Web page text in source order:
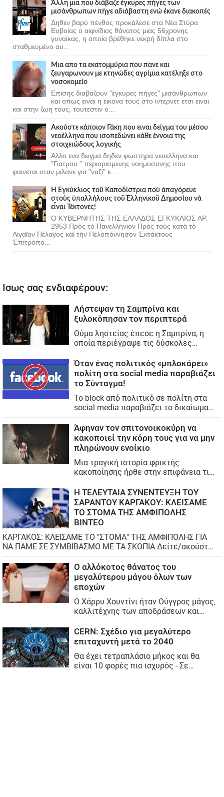
Άλλη μια που διάβαζε έγκυρες πήγες των
μισάνθρωπων πήγε αδιάβαστη ενώ έκανε διακοπές
Δηθεν βαρύ πένθος προκάλεσε στα Νέα Στύρα
Ευβοίας ο αιφνίδιος θάνατος μιας 56χρονης
γυναίκας, η οποία βρέθηκε νεκρή δίπλα στο
σταθμευμένο αυ...
Μια απο τα εκατομμύρια που πανε και
ζευγαρωνουν με κτηνώδες αγρίμια κατέληξε στο
νοσοκομείο
Επισης διαβαζουν "έγκυρες πήγες" μισάνθρωπων
και οπως ειναι η εικονα τους στο ιντερνετ ετσι ειναι
και στην ζωη τους, τουτεστιν ο...
Ακούστε κάποιον Γάκη που ειναι δείγμα του μέσου
νεοέλληνα που ισοπεδώνει κάθε έννοια της
στοιχειώδους λογικής
Αλλο ενα δειγμα δηδεν φωστηρα νεοελληνα και
"Γιατρου " περιορισμενης νοημοσυνης που
φαινεται οταν μιλανε για "ναζι" κ...
Ἡ Ἐγκύκλιος τοῦ Καποδίστρια ποὺ ἀπαγόρευε
στοὺς ὑπαλλήλους τοῦ Ἑλληνικοῦ Δημοσίου νὰ
εἶναι Τέκτονες!
Ο ΚΥΒΕΡΝΗΤΗΣ ΤΗΣ ΕΛΛΑΔΟΣ ΕΓΚΥΚΛΙΟΣ ΑΡ.
2953 Πρὸς τὸ Πανελλήνιον Πρὸς τοὺς κατὰ τὸ
Αἰγαῖον Πέλαγος καὶ τὴν Πελοπόννησον Ἐκτάκτους
Ἐπιτρόπο...